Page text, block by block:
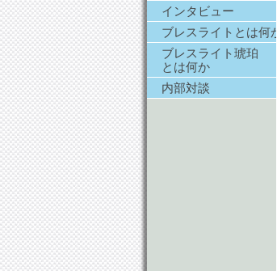
インタビュー
ブレスライトとは何か
ブレスライト琥珀
とは何か
内部対談